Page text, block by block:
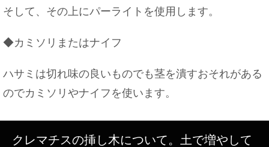
そして、その上にパーライトを使用します。
◆カミソリまたはナイフ
ハサミは切れ味の良いものでも茎を潰すおそれがある
のでカミソリやナイフを使います。
クレマチスの挿し木について。土で増やして